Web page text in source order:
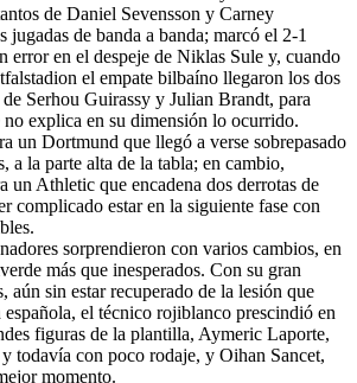
de Daniel Sevensson y Carney
jugadas de banda a banda; marcó el 2-1
error en el despeje de Niklas Sule y, cuando
el empate bilbaíno llegaron los dos
Serhou Guirassy y Julian Brandt, para
explica en su dimensión lo ocurrido.
un Dortmund que llegó a verse sobrepasado
a la parte alta de la tabla; en cambio,
un Athletic que encadena dos derrotas de
complicado estar en la siguiente fase con
sorprendieron con varios cambios, en
más que inesperados. Con su gran
aún sin estar recuperado de la lesión que
el técnico rojiblanco prescindió en
figuras de la plantilla, Aymeric Laporte,
todavía con poco rodaje, y Oihan Sancet,
momento.